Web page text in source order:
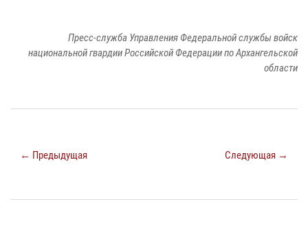
Пресс-служба Управления Федеральной службы войск
национальной гвардии Российской Федерации по Архангельской
области
← Предыдущая Следующая →